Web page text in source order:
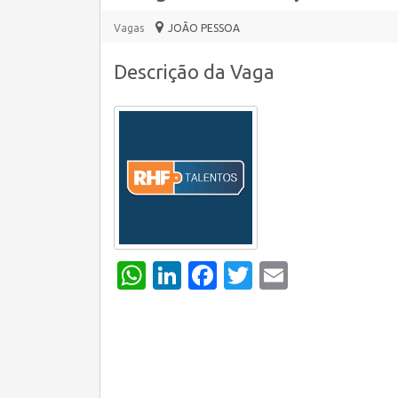
Vagas JOÃO PESSOA
Descrição da Vaga
WhatsApp
LinkedIn
Facebook
Twitter